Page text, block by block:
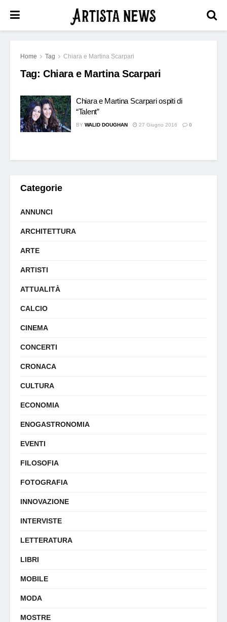
Home Tag Chiara e Martina Scarpari
Tag: Chiara e Martina Scarpari
Chiara e Martina Scarpari ospiti di
“Talent”
BY WALID DOUGHAN 27 Giugno 2016 0
Categorie
ANNUNCI
ARCHITETTURA
ARTE
ARTISTI
ATTUALITÀ
CALCIO
CINEMA
CONCERTI
CRONACA
CULTURA
ECONOMIA
ENOGASTRONOMIA
EVENTI
FILOSOFIA
FOTOGRAFIA
INNOVAZIONE
INTERVISTE
LETTERATURA
LIBRI
MOBILE
MODA
MOSTRE